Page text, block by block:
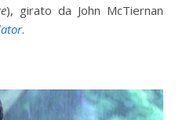
), girato da John McTiernan
.